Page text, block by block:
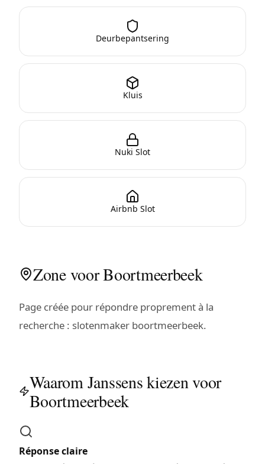
Deurbepantsering
Kluis
Nuki Slot
Airbnb Slot
Zone voor Boortmeerbeek
Page créée pour répondre proprement à la
recherche : slotenmaker boortmeerbeek.
Waarom Janssens kiezen voor
Boortmeerbeek
Réponse claire